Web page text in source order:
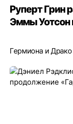
Руперт Грин
Эммы Уотсон
Гермиона и